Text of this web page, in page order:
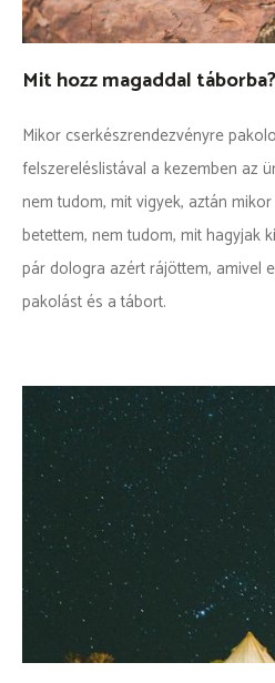
Mit hozz magaddal táborba?
Mikor cserkészrendezvényre
felszereléslistával a kezemben az
nem tudom, mit vigyek, aztán
betettem, nem tudom, mit hagyjak
pár dologra azért rájöttem, amivel
pakolást és a tábort.